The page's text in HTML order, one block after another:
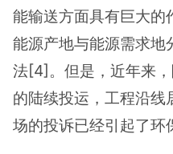
能输送方面具有巨大
能源产地与能源需求地
法[4]。但是，近年来
的陆续投运，工程沿
场的投诉已经引起了环